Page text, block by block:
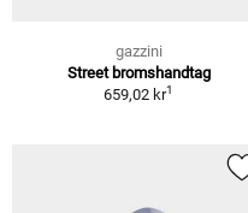
gazzini
Street bromshandtag
659,02 kr1